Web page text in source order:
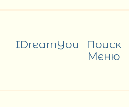
IDreamYou Поиск
Меню